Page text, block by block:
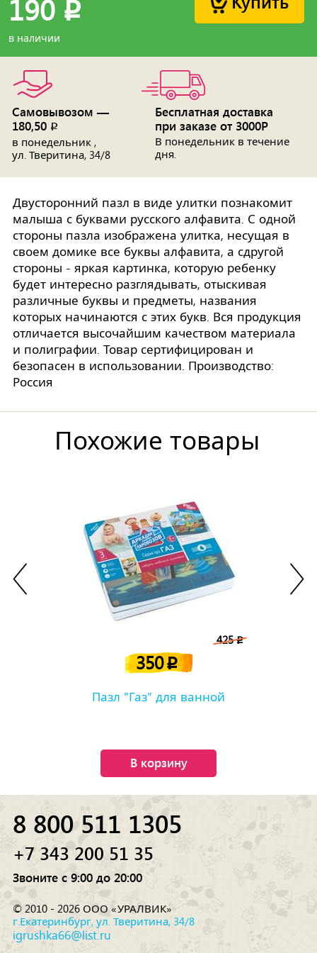
190 p
в наличии
Самовывозом —
180,50 p
в понедельник ,
ул. Тверитина, 34/8
Бесплатная доставка
при заказе от 3000Р
В понедельник в течение
дня.
Двусторонний пазл в виде улитки познакомит
малыша с буквами русского алфавита. С одной
стороны пазла изображена улитка, несущая в
своем домике все буквы алфавита, а сдругой
стороны - яркая картинка, которую ребенку
будет интересно разглядывать, отыскивая
различные буквы и предметы, названия
которых начинаются с этих букв. Вся продукция
отличается высочайшим качеством материала
и полиграфии. Товар сертифицирован и
безопасен в использовании. Производство:
Россия
Похожие товары
425p
350p
Пазл "Газ" для ванной
В корзину
8 800 511 1305
+7 343 200 51 35
Звоните с 9:00 до 20:00
© 2010 - 2026 ООО «УРАЛВИК»
г.Екатеринбург, ул. Тверитина, 34/8
igrushka66@list.ru